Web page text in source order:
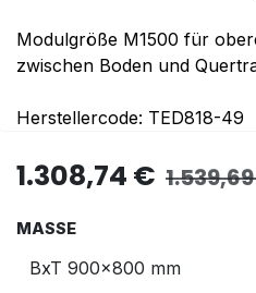
Modulgröße M1500 für
zwischen Boden und
Herstellercode: TED818-49
1.308,74 € 1.539,69
MASSE